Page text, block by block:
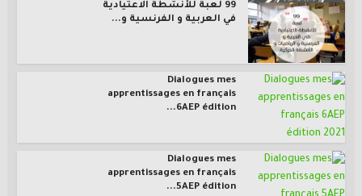
99 لعبة للأنشطة الاعتيادية
في العربية و الفرنسية و...
Dialogues mes
apprentissages en français
6AEP édition...
Dialogues mes
apprentissages en français
5AEP édition...